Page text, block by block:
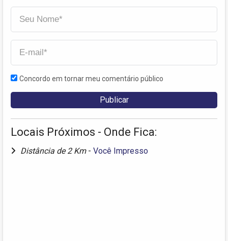
Concordo em tornar meu comentário público
Locais Próximos - Onde Fica:
Distância de 2 Km - Você Impresso